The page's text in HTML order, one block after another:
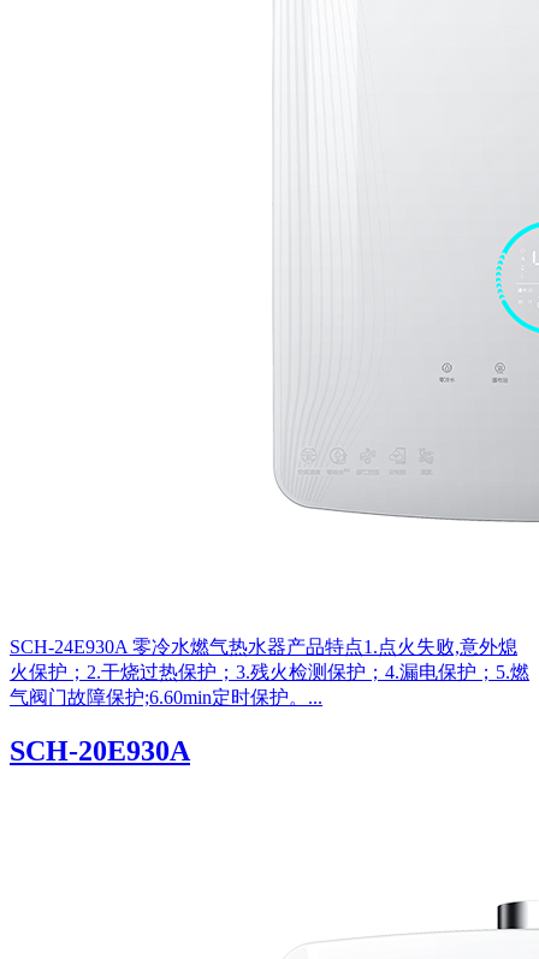
SCH-24E930A 零冷水燃气热水器产品特点1.点火失败,意外熄
火保护；2.干烧过热保护；3.残火检测保护；4.漏电保护；5.燃
气阀门故障保护;6.60min定时保护。...
SCH-20E930A